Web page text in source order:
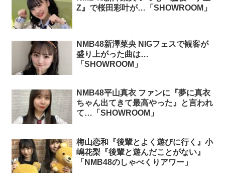
Z』で桜田彩叶が…「SHOWROOM」
NMB48新澤菜央 NIGフェスで観客が
盛り上がった曲は…
「SHOWROOM」
NMB48平山真衣 ファンに『夢に真衣
ちゃん出てきて最高やった』と言われ
て…「SHOWROOM」
梅山恋和『後輩とよく遊びに行く』小
嶋花梨『後輩と遊んだことがない』
「NMB48のしゃべくりアワー」